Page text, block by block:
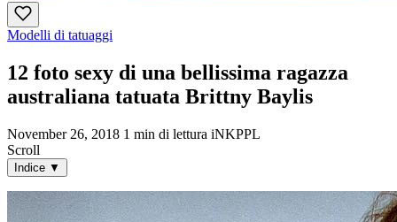
Modelli di tatuaggi
12 foto sexy di una bellissima ragazza
australiana tatuata Brittny Baylis
November 26, 2018 1 min di lettura iNKPPL
Scroll
Indice ▼